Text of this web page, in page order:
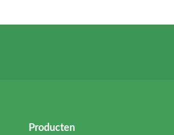
Producten